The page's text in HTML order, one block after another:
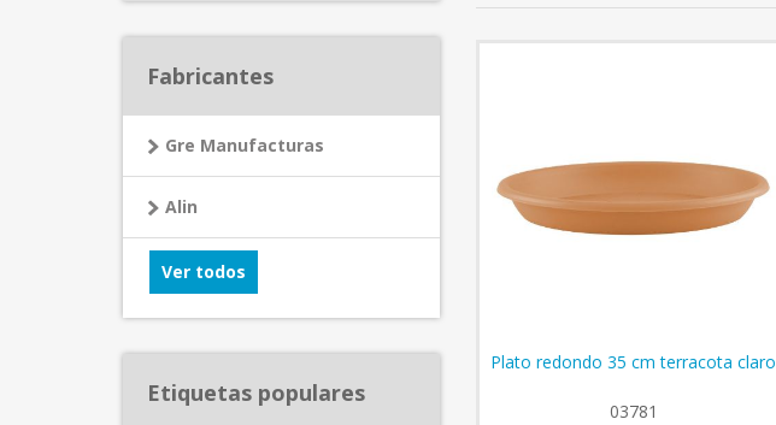
Plato redondo 35 cm terracota claro
03781
Fabricantes
Gre Manufacturas
Alin
Ver todos
Etiquetas populares